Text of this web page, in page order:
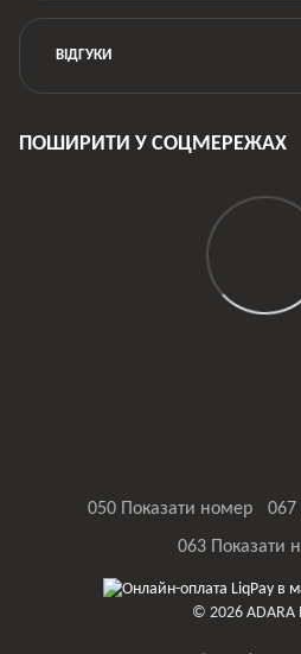
ВІДГУКИ
ПОШИРИТИ У СОЦМЕРЕЖАХ
050 Показати номер
067
063 Показати
© 2026 ADARA